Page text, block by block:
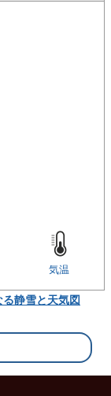
気温
静雪と天気図